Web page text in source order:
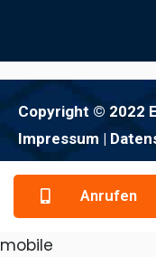
Copyright © 2022
Impressum |
Anrufen